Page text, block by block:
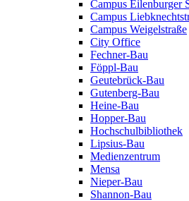
Campus Eilenburger
Campus
Campus Weigelstraße
City Office
Fechner-Bau
Föppl-Bau
Geutebrück-Bau
Gutenberg-Bau
Heine-Bau
Hopper-Bau
Hochschulbibliothek
Lipsius-Bau
Medienzentrum
Mensa
Nieper-Bau
Shannon-Bau